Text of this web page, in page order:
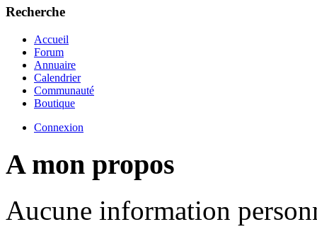
Recherche
Accueil
Forum
Annuaire
Calendrier
Communauté
Boutique
Connexion
A mon propos
Aucune information